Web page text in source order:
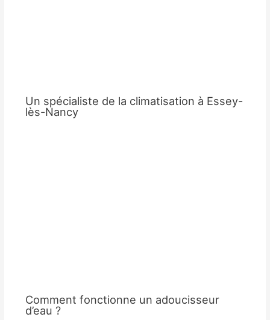
Un spécialiste de la climatisation à Essey-
lès-Nancy
Comment fonctionne un adoucisseur
d’eau ?